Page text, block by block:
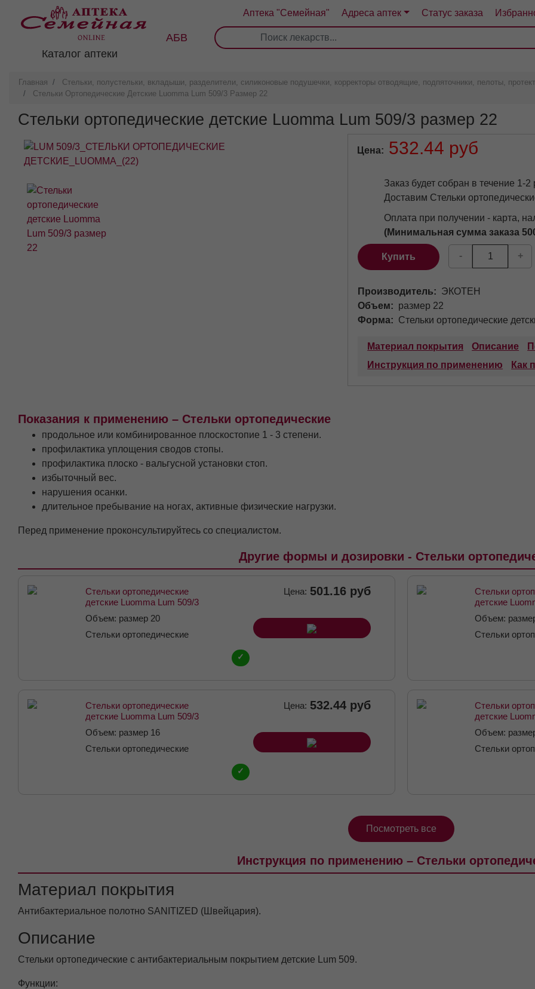
содержанию
Аптека "Семейная" Адреса аптек Статус заказа
Каталог аптеки
АБВ
2 4
Главная
Стельки, полустельки, вкладыши, разделители, силиконовые подушечки, корректоры отводящие, подпяточники, пелоты,
Стельки Ортопедические Детские Luomma Lum 509/3 Размер 22
Стельки ортопедические детские Luomma Lum 509/3 размер 22
Цена 532.44 руб
Заказ будет собран в течение 1-2
Доставим Стельки
Оплата при получении - карта,
(Минимальная сумма заказа
Купить - +
Производитель
ЭКОТЕН
Объем
размер 22
Форма
Стельки ортопедические
Материал покрытия Описание
Инструкция по применению
Как
Показания к применению – Стельки ортопедические
продольное или комбинированное плоскостопие 1 - 3 степени.
профилактика уплощения сводов стопы.
профилактика плоско - вальгусной установки стоп.
избыточный вес.
нарушения осанки.
длительное пребывание на ногах, активные физические нагрузки.
Перед применение проконсультируйтесь со специалистом.
Другие формы и дозировки - Стельки
Стельки ортопедические
детские Luomma Lum 509/3
размер 20
Объем: размер 20
Стельки ортопедические
Цена: 501.16 руб
✓
Стельки
детские
размер 19
Объем:
Стельки
Стельки ортопедические
детские Luomma Lum 509/3
размер 16
Объем: размер 16
Стельки ортопедические
Цена: 532.44 руб
✓
Стельки
детские
размер 18
Объем:
Стельки
Посмотреть все
Инструкция по применению – Стельки
Материал покрытия
Антибактериальное полотно SANITIZED (Швейцария).
Описание
Стельки ортопедические с антибактериальным покрытием детские Lum 509.
Функции: